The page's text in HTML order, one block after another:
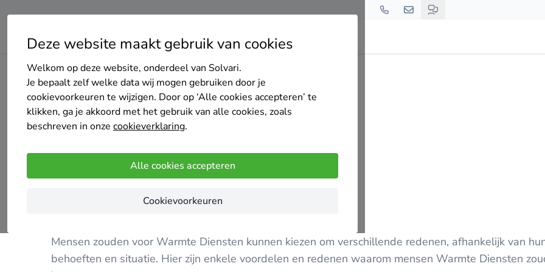
Deze website maakt gebruik van cookies
Welkom op deze website, onderdeel van Solvari.
Je bepaalt zelf welke data wij mogen gebruiken door je
cookievoorkeuren te wijzigen. Door op ‘Alle cookies accepteren’ te
klikken, ga je akkoord met het gebruik van alle cookies, zoals
beschreven in onze cookieverklaring.
Alle cookies accepteren
Cookievoorkeuren
Home Cv-ketel Noord-Holland Haarlem Warmte Diensten
Warmte Diensten
7 keer gekozen
(11 reviews)
Mensen zouden voor Warmte Diensten kunnen kiezen om verschillende redenen, afhankelijk van
behoeften en situatie. Hier zijn enkele voordelen en redenen waarom mensen Warmte Diensten